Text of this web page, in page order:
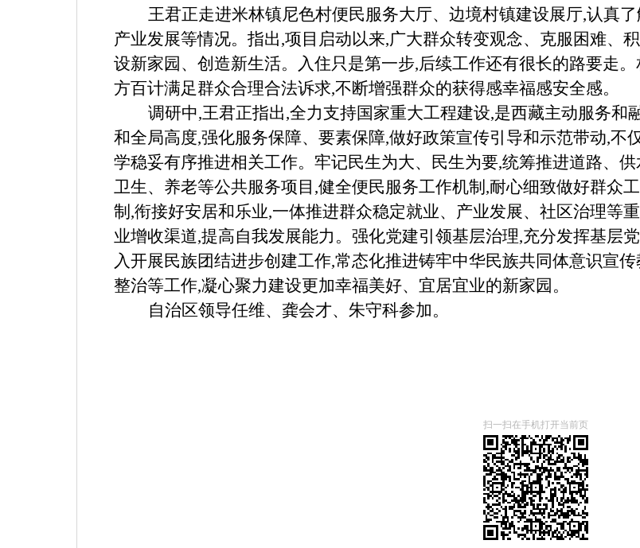
王君正走进米林镇尼色村便民服务大厅、边境村镇建设展厅,认真
产业发展等情况。指出,项目启动以来,广大群众转变观念、克服困难、
设新家园、创造新生活。入住只是第一步,后续工作还有很长的路要走
方百计满足群众合理合法诉求,不断增强群众的获得感幸福感安全感。
调研中,王君正指出,全力支持国家重大工程建设,是西藏主动服务和
和全局高度,强化服务保障、要素保障,做好政策宣传引导和示范带动,不
学稳妥有序推进相关工作。牢记民生为大、民生为要,统筹推进道路、
卫生、养老等公共服务项目,健全便民服务工作机制,耐心细致做好群众
制,衔接好安居和乐业,一体推进群众稳定就业、产业发展、社区治理等
业增收渠道,提高自我发展能力。强化党建引领基层治理,充分发挥基层
入开展民族团结进步创建工作,常态化推进铸牢中华民族共同体意识宣
整治等工作,凝心聚力建设更加幸福美好、宜居宜业的新家园。
自治区领导任维、龚会才、朱守科参加。
扫一扫在手机打开当前页